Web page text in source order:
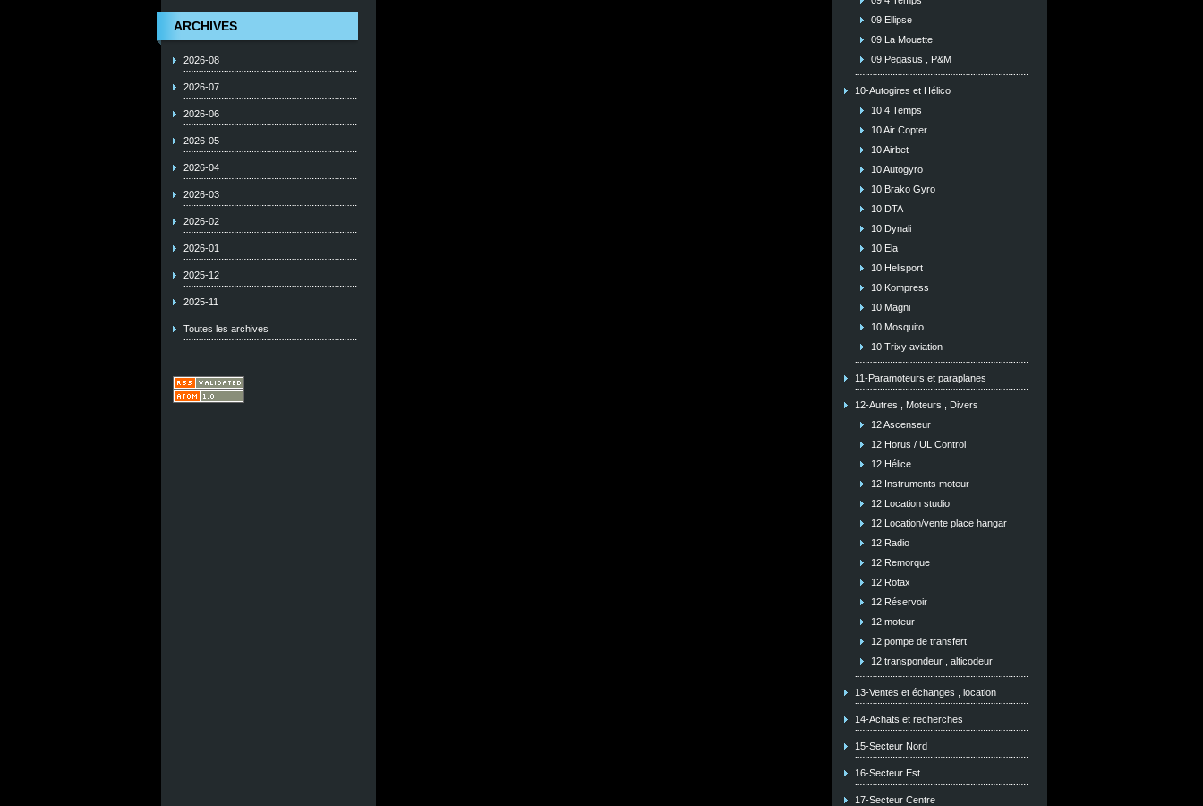
ARCHIVES
2026-08
2026-07
2026-06
2026-05
2026-04
2026-03
2026-02
2026-01
2025-12
2025-11
Toutes les archives
09 Ellipse
09 La Mouette
09 Pegasus , P&M
10-Autogires et Hélico
10 4 Temps
10 Air Copter
10 Airbet
10 Autogyro
10 Brako Gyro
10 DTA
10 Dynali
10 Ela
10 Helisport
10 Kompress
10 Magni
10 Mosquito
10 Trixy aviation
11-Paramoteurs et paraplanes
12-Autres , Moteurs , Divers
12 Ascenseur
12 Horus / UL Control
12 Hélice
12 Instruments moteur
12 Location studio
12 Location/vente place hangar
12 Radio
12 Remorque
12 Rotax
12 Réservoir
12 moteur
12 pompe de transfert
12 transpondeur , alticodeur
13-Ventes et échanges , location
14-Achats et recherches
15-Secteur Nord
16-Secteur Est
17-Secteur Centre